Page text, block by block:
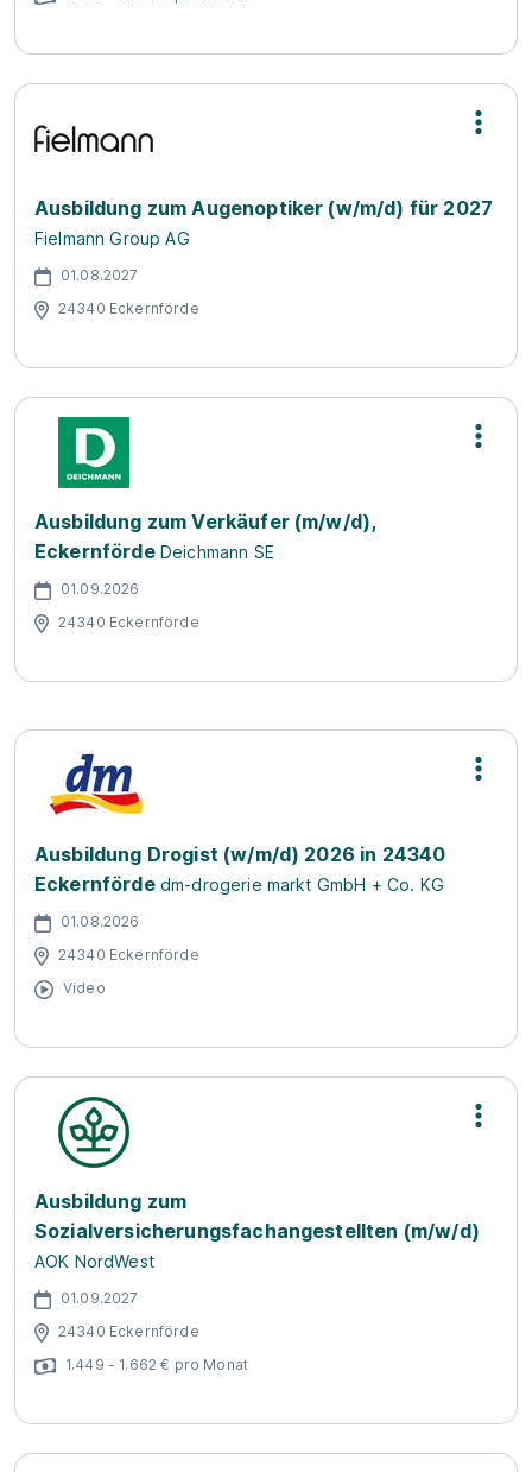
Ausbildung zum Augenoptiker (w/m/d) für 2027
Fielmann Group AG
01.08.2027
24340 Eckernförde
Ausbildung zum Verkäufer (m/w/d),
Eckernförde Deichmann SE
01.09.2026
24340 Eckernförde
Ausbildung Drogist (w/m/d) 2026 in 24340
Eckernförde dm-drogerie markt GmbH + Co. KG
01.08.2026
24340 Eckernförde
Video
Ausbildung zum
Sozialversicherungsfachangestellten (m/w/d)
AOK NordWest
01.09.2027
24340 Eckernförde
1.449 - 1.662 € pro Monat